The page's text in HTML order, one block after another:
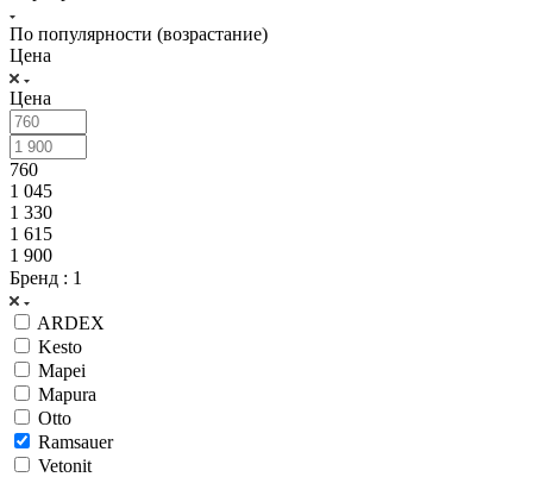
По популярности (возрастание)
Цена
Цена
760
1 045
1 330
1 615
1 900
Бренд : 1
ARDEX
Kesto
Mapei
Mapura
Otto
Ramsauer
Vetonit